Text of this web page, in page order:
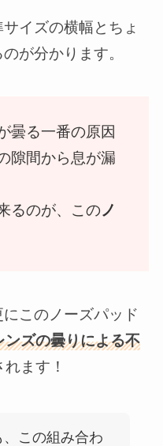
イズの横幅とちょ
が分かります。
曇る一番の原因
隙間から息が漏
るのが、このノ
このノーズパッド
ンズの曇りによる不
れます！
この組み合わ